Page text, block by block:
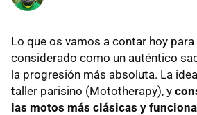
Lo que os vamos a contar hoy
considerado como un auténtico
la progresión más absoluta. La
taller parisino (Mototherapy), y
las motos más clásicas y